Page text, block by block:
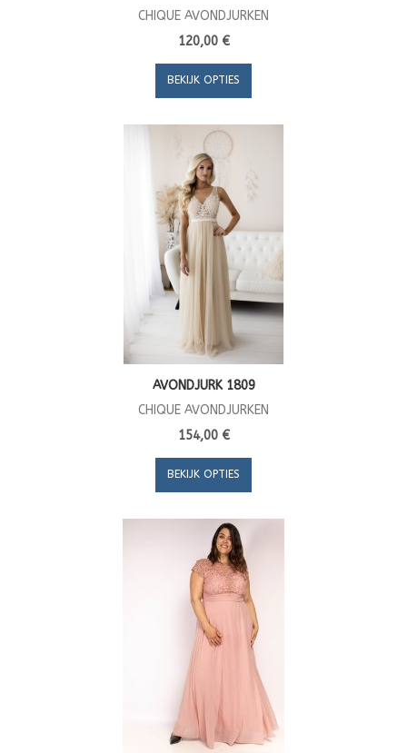
CHIQUE AVONDJURKEN
120,00 €
BEKIJK OPTIES
AVONDJURK 1809
CHIQUE AVONDJURKEN
154,00 €
BEKIJK OPTIES